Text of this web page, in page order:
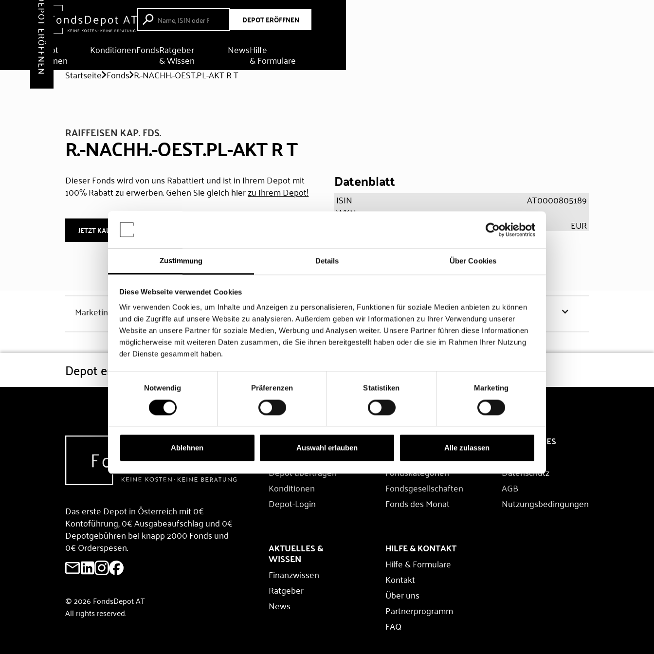
Zustimmung Details Über Cookies
Diese Webseite verwendet Cookies
Wir verwenden Cookies, um Inhalte und Anzeigen zu personalisieren, Funktionen für soziale Medien anbieten zu können
und die Zugriffe auf unsere Website zu analysieren. Außerdem geben wir Informationen zu Ihrer Verwendung unserer
Website an unsere Partner für soziale Medien, Werbung und Analysen weiter. Unsere Partner führen diese Informationen
möglicherweise mit weiteren Daten zusammen, die Sie ihnen bereitgestellt haben oder die sie im Rahmen Ihrer Nutzung
der Dienste gesammelt haben.
Einwilligungsauswahl
Notwendig
Präferenzen Statistiken Marketing
Ablehnen Auswahl erlauben Alle zulassen
DEPOT ERÖFFNEN
Depot
eröffnen
KonditionenFondsRatgeber
& Wissen
NewsHilfe
& Formulare
DEPOT ERÖFFNEN Startseite Fonds R.-NACHH.-OEST.PL-AKT R T
RAIFFEISEN KAP. FDS.
R.-NACHH.-OEST.PL-AKT R T
Dieser Fonds wird von uns Rabattiert und ist in Ihrem Depot mit
100% Rabatt zu erwerben. Gehen Sie gleich hierzu Ihrem Depot!
JETZT KAUFEN
Datenblatt
ISIN
AT0000805189
WKN
EUR
Marketinghinweis Chancen & Risiken
Depot eröffnen Konditionen Fonds FAQ
Das erste Depot in Österreich mit 0€
Kontoführung, 0€ Ausgabeaufschlag und 0€
Depotgebühren bei knapp 2000 Fonds und
0€ Orderspesen.
© 2026 FondsDepot AT
All rights reserved.
DEPOT
Depot übertragen
Konditionen
Depot-Login
FONDS
Fondssuche
Fondskategorien
Fondsgesellschaften
Fonds des Monat
RECHTLICHES
Impressum
Datenschutz
AGB
Nutzungsbedingungen
AKTUELLES &
WISSEN
Finanzwissen
Ratgeber
News
HILFE & KONTAKT
Hilfe & Formulare
Kontakt
Über uns
Partnerprogramm
FAQ